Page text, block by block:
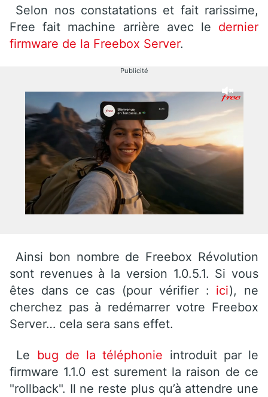
Selon nos constatations et fait rarissime,
Free fait machine arrière avec le dernier
firmware de la Freebox Server.
Publicité
Ainsi bon nombre de Freebox Révolution
sont revenues à la version 1.0.5.1. Si vous
êtes dans ce cas (pour vérifier : ici), ne
cherchez pas à redémarrer votre Freebox
Server… cela sera sans effet.
Le bug de la téléphonie introduit par le
firmware 1.1.0 est surement la raison de ce
"rollback". Il ne reste plus qu’à attendre une